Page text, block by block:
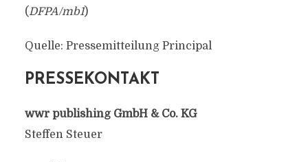
(DFPA/mb1)
Quelle: Pressemitteilung Principal
PRESSEKONTAKT
wwr publishing GmbH & Co. KG
Steffen Steuer